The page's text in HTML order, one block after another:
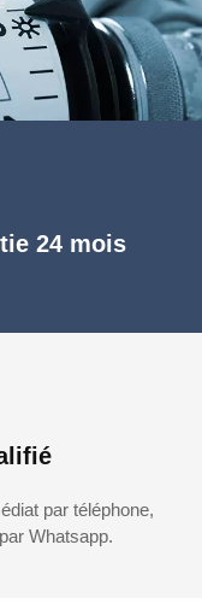
24 mois
par téléphone,
Whatsapp.